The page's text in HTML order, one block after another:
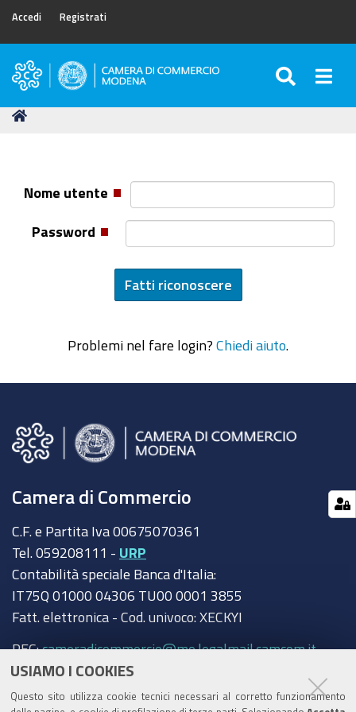
USIAMO I COOKIES
Questo sito utilizza cookie tecnici necessari al corretto funzionamento
Accedi Registrati
Camera
Commercio
Tu
Nome utente
Password
Problemi nel fare login? Chiedi aiuto
Camera di Commercio
C.F. e Partita Iva 00675070361
Tel. 059208111 - URP
Contabilità speciale Banca d'Italia:
IT75Q 01000 04306 TU00 0001 3855
Fatt. elettronica - Cod. univoco: XECKYI
PEC:cameradicommercio@mo.legalmail.camcom.it
Trasparenza